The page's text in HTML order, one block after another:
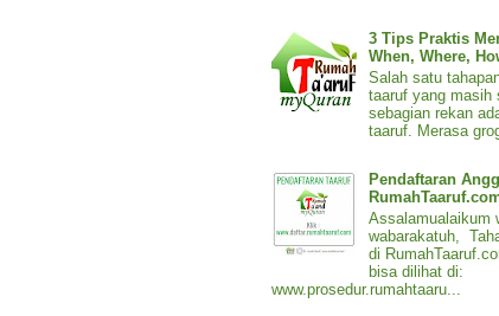
3 Tips Praktis
When, Where,
Salah satu
taaruf yang masih
sebagian rekan
taaruf. Merasa
Pendaftaran
Assalamualaikum
wabarakatuh,
di
bisa dilihat di:
www.prosedur.rumahtaaru...